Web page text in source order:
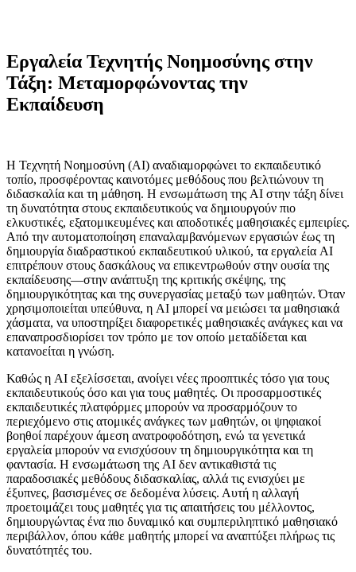
Εργαλεία Τεχνητής Νοημοσύνης στην
Τάξη: Μεταμορφώνοντας την
Εκπαίδευση
Η Τεχνητή Νοημοσύνη (AI) αναδιαμορφώνει το εκπαιδευτικό
τοπίο, προσφέροντας καινοτόμες μεθόδους που βελτιώνουν τη
διδασκαλία και τη μάθηση. Η ενσωμάτωση της AI στην τάξη δίνει
τη δυνατότητα στους εκπαιδευτικούς να δημιουργούν πιο
ελκυστικές, εξατομικευμένες και αποδοτικές μαθησιακές εμπειρίες.
Από την αυτοματοποίηση επαναλαμβανόμενων εργασιών έως τη
δημιουργία διαδραστικού εκπαιδευτικού υλικού, τα εργαλεία AI
επιτρέπουν στους δασκάλους να επικεντρωθούν στην ουσία της
εκπαίδευσης—στην ανάπτυξη της κριτικής σκέψης, της
δημιουργικότητας και της συνεργασίας μεταξύ των μαθητών. Όταν
χρησιμοποιείται υπεύθυνα, η AI μπορεί να μειώσει τα μαθησιακά
χάσματα, να υποστηρίξει διαφορετικές μαθησιακές ανάγκες και να
επαναπροσδιορίσει τον τρόπο με τον οποίο μεταδίδεται και
κατανοείται η γνώση.
Καθώς η AI εξελίσσεται, ανοίγει νέες προοπτικές τόσο για τους
εκπαιδευτικούς όσο και για τους μαθητές. Οι προσαρμοστικές
εκπαιδευτικές πλατφόρμες μπορούν να προσαρμόζουν το
περιεχόμενο στις ατομικές ανάγκες των μαθητών, οι ψηφιακοί
βοηθοί παρέχουν άμεση ανατροφοδότηση, ενώ τα γενετικά
εργαλεία μπορούν να ενισχύσουν τη δημιουργικότητα και τη
φαντασία. Η ενσωμάτωση της AI δεν αντικαθιστά τις
παραδοσιακές μεθόδους διδασκαλίας, αλλά τις ενισχύει με
έξυπνες, βασισμένες σε δεδομένα λύσεις. Αυτή η αλλαγή
προετοιμάζει τους μαθητές για τις απαιτήσεις του μέλλοντος,
δημιουργώντας ένα πιο δυναμικό και συμπεριληπτικό μαθησιακό
περιβάλλον, όπου κάθε μαθητής μπορεί να αναπτύξει πλήρως τις
δυνατότητές του.